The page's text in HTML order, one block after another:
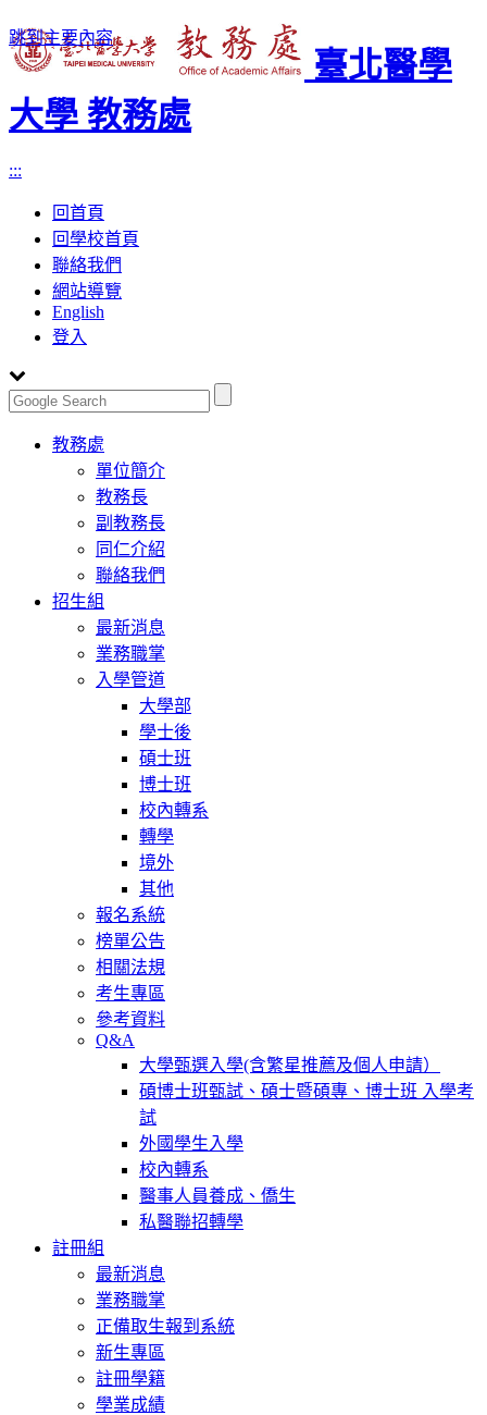
跳到主要內容
臺北醫學
大學 教務處
:::
回首頁
回學校首頁
聯絡我們
網站導覽
English
登入
Toggle
navigation
教務處
單位簡介
教務長
副教務長
同仁介紹
聯絡我們
招生組
最新消息
業務職掌
入學管道
大學部
學士後
碩士班
博士班
校內轉系
轉學
境外
其他
報名系統
榜單公告
相關法規
考生專區
參考資料
Q&A
大學甄選入學(含繁星推薦及個人申請）
碩博士班甄試、碩士暨碩專、博士班 入學考
試
外國學生入學
校內轉系
醫事人員養成、僑生
私醫聯招轉學
註冊組
最新消息
業務職掌
正備取生報到系統
新生專區
註冊學籍
學業成績